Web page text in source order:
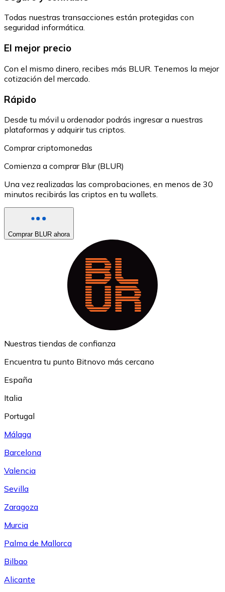
Todas nuestras transacciones están protegidas con
seguridad informática.
El mejor precio
Con el mismo dinero, recibes más BLUR. Tenemos la mejor
cotización del mercado.
Rápido
Desde tu móvil u ordenador podrás ingresar a nuestras
plataformas y adquirir tus criptos.
Comprar criptomonedas
Comienza a comprar Blur (BLUR)
Una vez realizadas las comprobaciones, en menos de 30
minutos recibirás las criptos en tu wallets.
Comprar BLUR ahora
Nuestras tiendas de confianza
Encuentra tu punto Bitnovo más cercano
España
Italia
Portugal
Málaga
Barcelona
Valencia
Sevilla
Zaragoza
Murcia
Palma de Mallorca
Bilbao
Alicante